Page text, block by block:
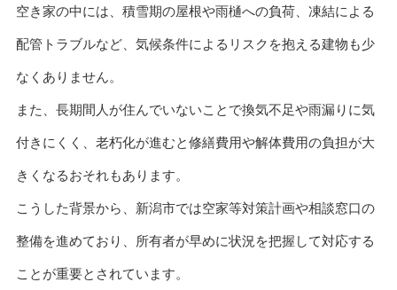
空き家の中には、積雪期の屋根や雨樋への負荷、凍結による
配管トラブルなど、気候条件によるリスクを抱える建物も少
なくありません。
また、長期間人が住んでいないことで換気不足や雨漏りに気
付きにくく、老朽化が進むと修繕費用や解体費用の負担が大
きくなるおそれもあります。
こうした背景から、新潟市では空家等対策計画や相談窓口の
整備を進めており、所有者が早めに状況を把握して対応する
ことが重要とされています。